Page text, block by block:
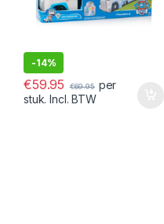
-14%
€59.95 €69.95 per
stuk. Incl. BTW